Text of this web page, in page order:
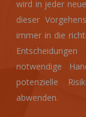
wird in jeder
dieser
immer in die
notwendige
potenzielle
abwenden.